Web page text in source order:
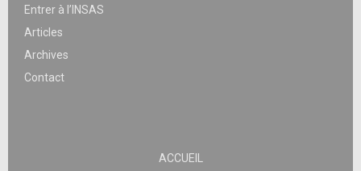
Entrer à l’INSAS
Articles
Archives
Contact
ACCUEIL